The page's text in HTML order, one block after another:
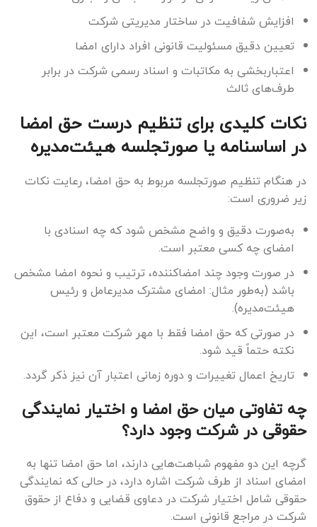
افزایش شفافیت در ساختار مدیریتی شرکت
تعیین دقیق مسئولیت قانونی افراد دارای امضا
اعتباربخشی به مکاتبات و اسناد رسمی شرکت در برابر
طرف‌های ثالث
نکات کلیدی برای تنظیم درست حق امضا
در اساسنامه یا صورتجلسه هیئت‌مدیره
در هنگام تنظیم صورتجلسه مربوط به حق امضا، رعایت نکات
زیر ضروری است:
به‌صورت دقیق و واضح مشخص شود که چه اسنادی با
امضای چه کسی معتبر است.
در صورت وجود چند امضاکننده، ترتیب و نحوه امضا مشخص
باشد (به‌طور مثال: امضای مشترک مدیرعامل و رئیس
هیئت‌مدیره).
در صورتی که حق امضا فقط با مهر شرکت معتبر است، این
نکته حتماً قید شود.
تاریخ اعمال تغییرات و دوره زمانی اعتبار آن نیز ذکر گردد.
چه تفاوتی میان حق امضا و اختیار نمایندگی
حقوقی در شرکت وجود دارد؟
گرچه این دو مفهوم شباهت‌هایی دارند، اما حق امضا تنها به
امضای اسناد از طرف شرکت اشاره دارد، در حالی که نمایندگی
حقوقی شامل اختیار شرکت در دعاوی قضایی و دفاع از حقوق
شرکت در مراجع قانونی است.